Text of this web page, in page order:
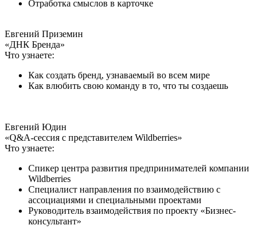
Отработка смыслов в карточке
Евгений Приземин
«ДНК Бренда»
Что узнаете:
Как создать бренд, узнаваемый во всем мире
Как влюбить свою команду в то, что ты создаешь
Евгений Юдин
«Q&A-сессия с представителем Wildberries»
Что узнаете:
Спикер центра развития предпринимателей компании
Wildberries
Специалист направления по взаимодействию с
ассоциациями и специальными проектами
Руководитель взаимодействия по проекту «Бизнес-
консультант»